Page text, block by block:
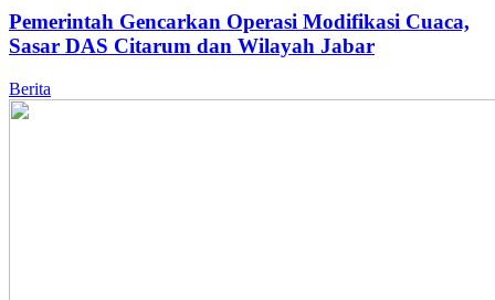
Pemerintah Gencarkan Operasi Modifikasi Cuaca,
Sasar DAS Citarum dan Wilayah Jabar
Berita